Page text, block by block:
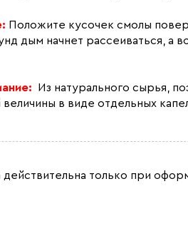
Положите кусочек смолы
дым начнет рассеиваться, а
Из натурального сырья,
в виде отдельных
действительна только при